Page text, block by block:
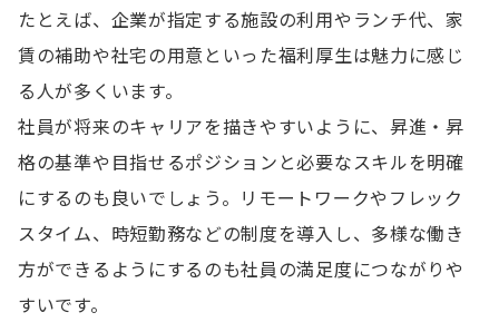
たとえば、企業が指定する施設の利用やランチ代、家
賃の補助や社宅の用意といった福利厚生は魅力に感じ
る人が多くいます。
社員が将来のキャリアを描きやすいように、昇進・昇
格の基準や目指せるポジションと必要なスキルを明確
にするのも良いでしょう。リモートワークやフレック
スタイム、時短勤務などの制度を導入し、多様な働き
方ができるようにするのも社員の満足度につながりや
すいです。